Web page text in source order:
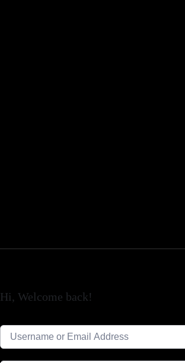
Hi, Welcome back!